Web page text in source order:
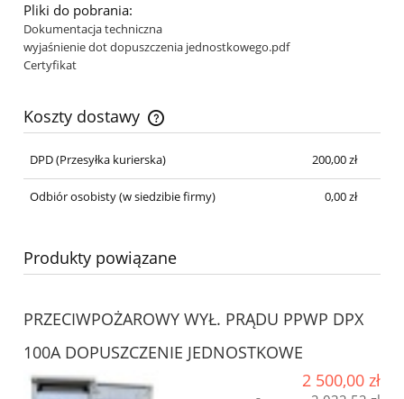
Pliki do pobrania:
Dokumentacja techniczna
wyjaśnienie dot dopuszczenia jednostkowego.pdf
Certyfikat
Koszty dostawy
DPD(Przesyłka kurierska) 200,00 zł
Odbiór osobisty(w siedzibie firmy) 0,00 zł
Produkty powiązane
PRZECIWPOŻAROWY WYŁ. PRĄDU PPWP DPX
100A DOPUSZCZENIE JEDNOSTKOWE
2 500,00 zł